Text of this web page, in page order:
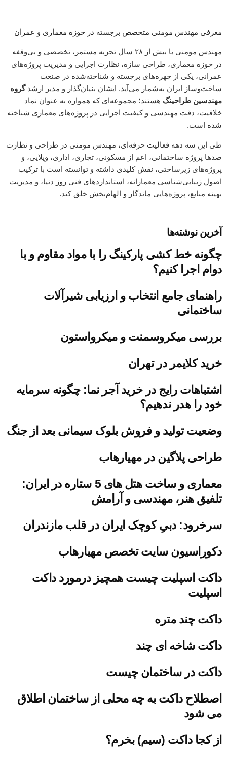
معرفی مهندس مومنی متخصص برجسته در حوزه معماری و عمران
مهندس مومنی با بیش از ۲۸ سال تجربه‌ مستمر، تخصصی و بی‌وقفه
در حوزه معماری، طراحی سازه، نظارت اجرایی و مدیریت پروژه‌های
عمرانی، یکی از چهره‌های برجسته و شناخته‌شده در صنعت
ساخت‌وساز ایران به‌شمار می‌آید. ایشان بنیان‌گذار و مدیر ارشدگروه
مهندسین طراحینگ هستند؛ مجموعه‌ای که همواره به عنوان نماد
خلاقیت، دقت مهندسی و کیفیت اجرایی در پروژه‌های معماری شناخته
شده است.
طی این سه دهه فعالیت حرفه‌ای، مهندس مومنی در طراحی و نظارت
صدها پروژه ساختمانی، اعم از مسکونی، تجاری، اداری، ویلایی، و
پروژه‌های زیرساختی، نقش کلیدی داشته و توانسته است با ترکیب
اصول زیبایی‌شناسی معمارانه، استانداردهای فنی روز دنیا، و مدیریت
بهینه منابع، پروژه‌هایی ماندگار و الهام‌بخش خلق کند.
آخرین نوشته‌ها
چگونه خط کشی پارکینگ را با مواد مقاوم و با
دوام اجرا کنیم؟
راهنمای جامع انتخاب و ارزیابی شیرآلات
ساختمانی
بررسی میکروسمنت و میکرواستون
خرید کلایمر در تهران
اشتباهات رایج در خرید آجر نما: چگونه سرمایه
خود را هدر ندهیم؟
وضعیت تولید و فروش بلوک سیمانی بعد از جنگ
طراحی پلاگین در مهیارهاب
معماری و ساخت هتل های 5 ستاره در ایران:
تلفیق هنر، مهندسی و آرامش
سرخرود: دبیِ کوچک ایران در قلب مازندران
دکوراسیون سایت تخصص مهیارهاب
داکت اسپلیت چیست همچیز درمورد داکت
اسپلیت
داکت چند متره
داکت شاخه ای چند
داکت در ساختمان چیست
اصطلاح داکت به چه محلی از ساختمان اطلاق
می شود
از کجا داکت (سیم) بخرم؟